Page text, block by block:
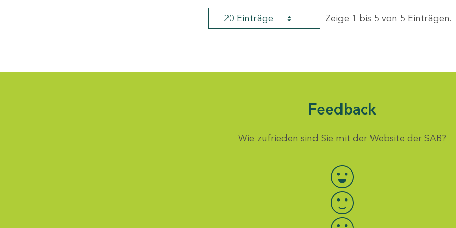
20 Einträge Zeige 1 bis 5 von 5 Einträgen.
Feedback
Wie zufrieden sind Sie mit der Website der SAB?
Bewertung auswählen